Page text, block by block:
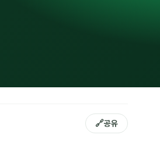
🔗공유